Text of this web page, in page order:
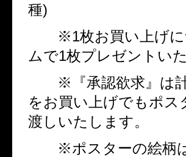
種)
※1枚お買い上げ
ムで1枚プレゼントい
※『承認欲求』は
をお買い上げでもポス
渡しいたします。
※ポスターの絵柄は